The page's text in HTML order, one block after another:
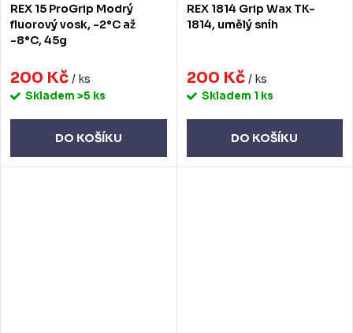
REX 15 ProGrip Modrý
fluorový vosk, -2°C až
-8°C, 45g
200 Kč / ks
Skladem >5 ks
DO KOŠÍKU
REX 1814 Grip Wax TK-
1814, umělý sníh
200 Kč / ks
Skladem 1 ks
DO KOŠÍKU